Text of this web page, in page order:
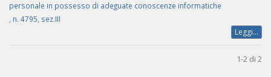
personale in possesso di adeguate conoscenze informatiche
n. 4795 sez.III
Leggi...
1-2 di 2